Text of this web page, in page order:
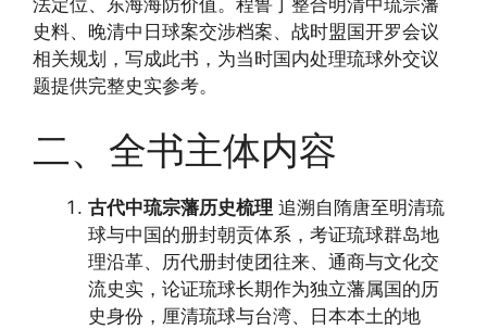
史料、晚清中日球案交涉档案、战时盟国开罗会议
相关规划，写成此书，为当时国内处理琉球外交议
题提供完整史实参考。
二、全书主体内容
古代中琉宗藩历史梳理 追溯自隋唐至明清琉
球与中国的册封朝贡体系，考证琉球群岛地
理沿革、历代册封使团往来、通商与文化交
流史实，论证琉球长期作为独立藩属国的历
史身份，厘清琉球与台湾、日本本土的地